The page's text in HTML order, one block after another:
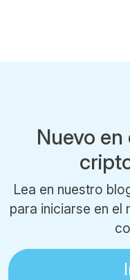
Nuevo
Lea en nuestro
para iniciarse en el